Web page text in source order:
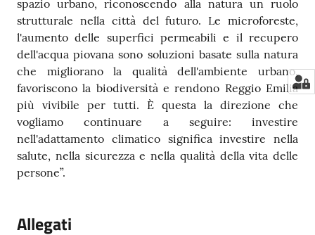
spazio urbano, riconoscendo alla natura un ruolo
strutturale nella città del futuro. Le microforeste,
l'aumento delle superfici permeabili e il recupero
dell'acqua piovana sono soluzioni basate sulla natura
che migliorano la qualità dell'ambiente urbano,
favoriscono la biodiversità e rendono Reggio Emilia
più vivibile per tutti. È questa la direzione che
vogliamo continuare a seguire: investire
nell'adattamento climatico significa investire nella
salute, nella sicurezza e nella qualità della vita delle
persone”.
Allegati